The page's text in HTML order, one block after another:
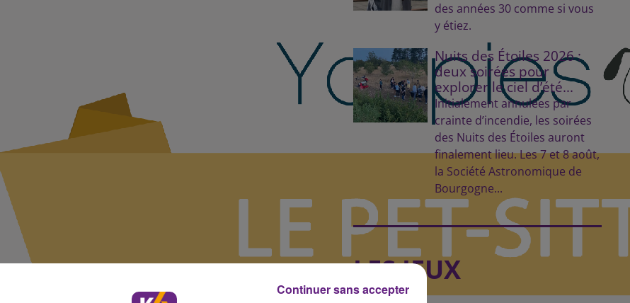
des années 30 comme si vous
y étiez.
Nuits des Étoiles 2026 :
deux soirées pour
explorer le ciel d’été...
Initialement annulées par
crainte d’incendie, les soirées
des Nuits des Étoiles auront
finalement lieu. Les 7 et 8 août,
la Société Astronomique de
Bourgogne...
LES JEUX
Continuer sans accepter